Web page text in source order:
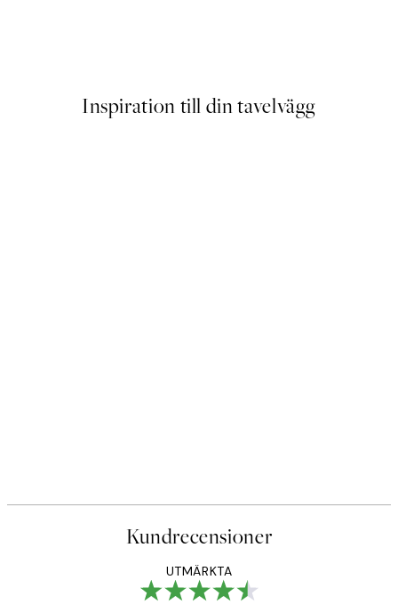
Inspiration till din tavelvägg
Kundrecensioner
UTMÄRKTA